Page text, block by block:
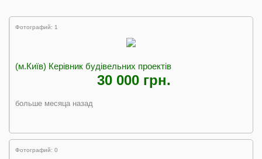
Фотографий: 1
(м.Київ) Керівник будівельних проектів
30 000 грн.
больше месяца назад
Фотографий: 0